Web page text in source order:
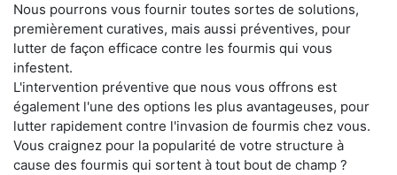
Nous pourrons vous fournir toutes sortes de solutions,
premièrement curatives, mais aussi préventives, pour
lutter de façon efficace contre les fourmis qui vous
infestent.
L'intervention préventive que nous vous offrons est
également l'une des options les plus avantageuses, pour
lutter rapidement contre l'invasion de fourmis chez vous.
Vous craignez pour la popularité de votre structure à
cause des fourmis qui sortent à tout bout de champ ?